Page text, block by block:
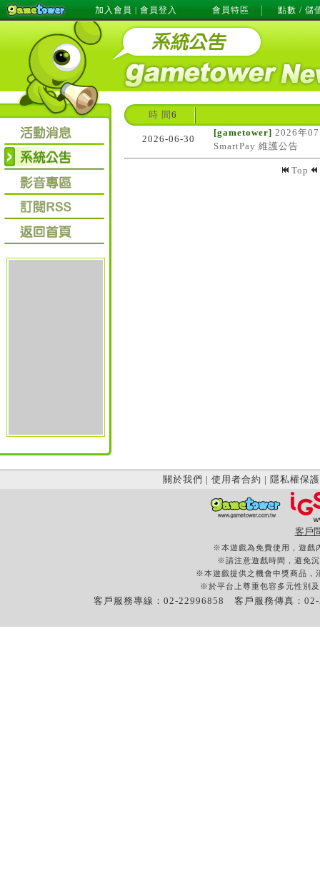
加入會員 | 會員登入 會員特區 點數 / 儲
時 間 6
2026-06-30
[gametower] 2026年
SmartPay 維護公告
Top
關於我們 | 使用者合約 | 隱私權保護
客戶
※本遊戲為免費使用，遊戲
※請注意遊戲時間，避免
※本遊戲提供之機會中獎商品，
※於平台上尊重包容多元性別
客戶服務專線：02-22996858 客戶服務傳真：